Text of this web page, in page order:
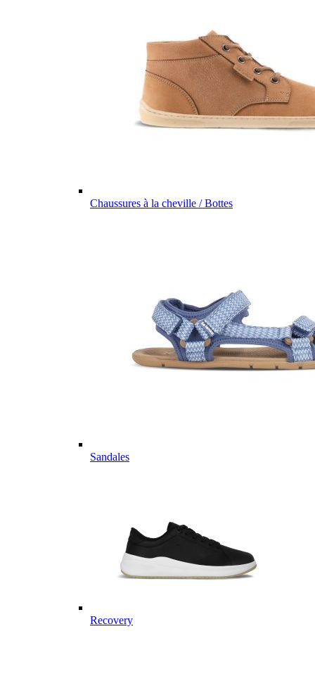
Chaussures à la cheville / Bottes
Sandales
Recovery